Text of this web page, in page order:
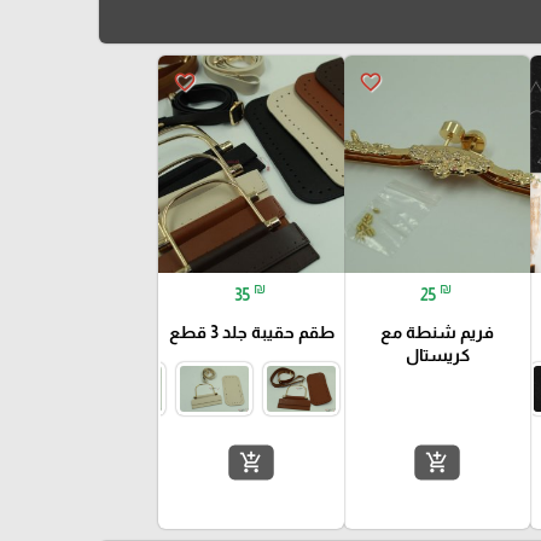
favorite_border
25 ₪
فريم شنطة مع
كريستال
add_shopping_cart
favorite_border
35 ₪
طقم حقيبة جلد 3 قطع
add_shopping_cart